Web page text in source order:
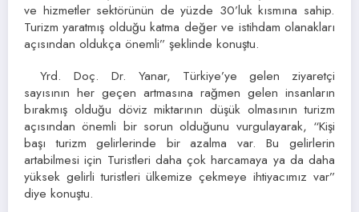
ve hizmetler sektörünün de yüzde 30’luk kısmına sahip.
Turizm yaratmış olduğu katma değer ve istihdam olanakları
açısından oldukça önemli” şeklinde konuştu.
Yrd. Doç. Dr. Yanar, Türkiye’ye gelen ziyaretçi
sayısının her geçen artmasına rağmen gelen insanların
bırakmış olduğu döviz miktarının düşük olmasının turizm
açısından önemli bir sorun olduğunu vurgulayarak, “Kişi
başı turizm gelirlerinde bir azalma var. Bu gelirlerin
artabilmesi için Turistleri daha çok harcamaya ya da daha
yüksek gelirli turistleri ülkemize çekmeye ihtiyacımız var”
diye konuştu.